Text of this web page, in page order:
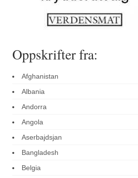
Oppskrifter fra:
Afghanistan
Albania
Andorra
Angola
Aserbajdsjan
Bangladesh
Belgia